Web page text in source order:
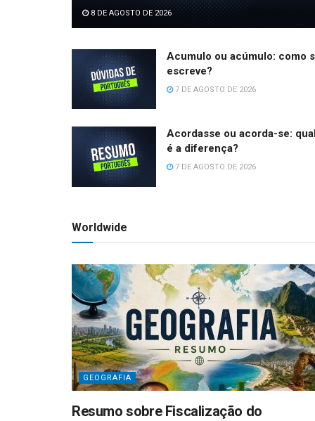
8 DE AGOSTO DE 2026
Acumulo ou acúmulo: como
escreve?
7 DE AGOSTO DE 2026
Acordasse ou acorda-se: qual
é a diferença?
7 DE AGOSTO DE 2026
Worldwide
GEOGRAFIA
Resumo sobre Fiscalização do